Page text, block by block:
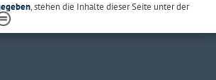
, stehen die Inhalte dieser Seite unter der